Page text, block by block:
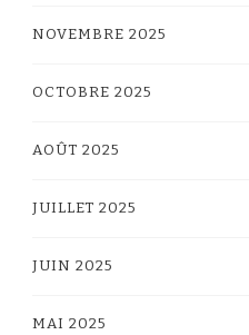
NOVEMBRE 2025
OCTOBRE 2025
AOÛT 2025
JUILLET 2025
JUIN 2025
MAI 2025